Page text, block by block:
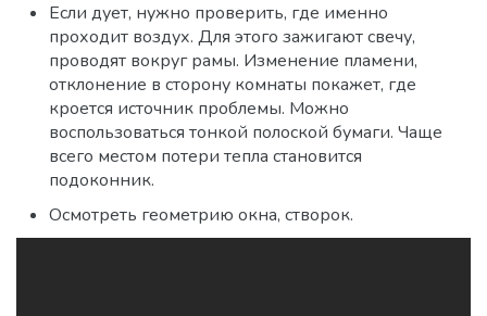
Если дует, нужно проверить, где именно
проходит воздух. Для этого зажигают свечу,
проводят вокруг рамы. Изменение пламени,
отклонение в сторону комнаты покажет, где
кроется источник проблемы. Можно
воспользоваться тонкой полоской бумаги. Чаще
всего местом потери тепла становится
подоконник.
Осмотреть геометрию окна, створок.